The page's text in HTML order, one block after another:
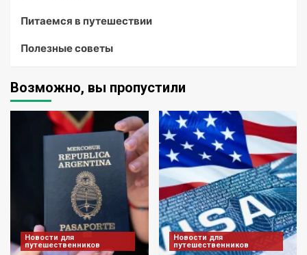
Питаемся в путешествии
Полезные советы
Возможно, вы пропустили
Новости для
путешественников
Новости для
путешественников